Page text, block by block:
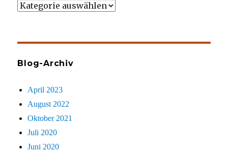
Wer
Blog-Archiv
April 2023
August 2022
Oktober 2021
Juli 2020
Juni 2020